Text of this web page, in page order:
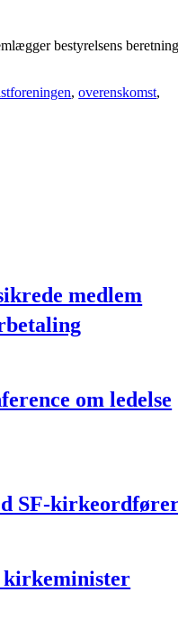
bestyrelsens
,overenskomst,
medlem
om ledelse
SF-
kirkeminister